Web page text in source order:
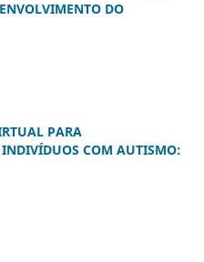
DO
PARA
COM AUTISMO: